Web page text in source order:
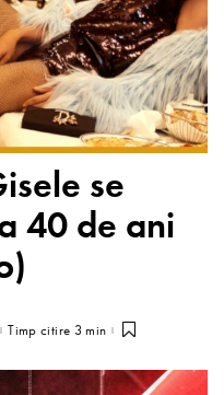
se
40 de ani
Timp citire 3 min